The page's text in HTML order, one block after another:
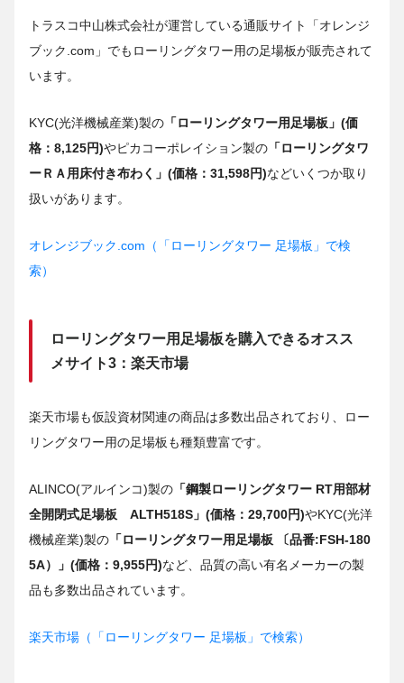
トラスコ中山株式会社が運営している通販サイト「オレンジ
ブック.com」でもローリングタワー用の足場板が販売されて
います。
KYC(光洋機械産業)製の 「ローリングタワー用足場板」(価
格：8,125円)やピカコーポレイション製の 「ローリングタワ
ーＲＡ用床付き布わく」(価格：31,598円)などいくつか取り
扱いがあります。
オレンジブック.com（「ローリングタワー 足場板」で検
索）
ローリングタワー用足場板を購入できるオスス
メサイト3：楽天市場
楽天市場も仮設資材関連の商品は多数出品されており、ロー
リングタワー用の足場板も種類豊富です。
ALINCO(アルインコ)製の 「鋼製ローリングタワー RT用部材
全開閉式足場板 ALTH518S」(価格：29,700円)やKYC(光洋
機械産業)製の 「ローリングタワー用足場板 〔品番:FSH-180
5A）」(価格：9,955円)など、品質の高い有名メーカーの製
品も多数出品されています。
楽天市場（「ローリングタワー 足場板」で検索）